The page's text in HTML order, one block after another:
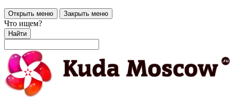
Открыть меню Закрыть меню
Что ищем?
Найти